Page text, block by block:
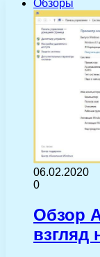
Обзоры
06.02.2020
0
Обзор
взгляд